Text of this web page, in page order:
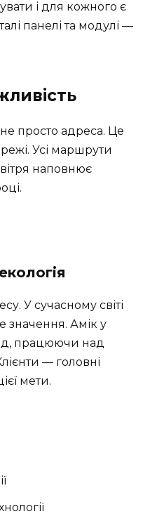
і для кожного є
панелі та модулі —
просто адреса. Це
Усі маршрути
наповнює
У сучасному світі
значення. Амік у
працюючи над
— головні
мети.